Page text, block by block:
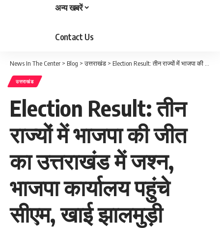
अन्य खबरें
Contact Us
News In The Center > Blog >उत्तराखंड > Election Result: तीन राज्यों में भाजपा की जीत का उत्तराखंड में जश्न, भाजपा कार्यालय पहुंचे सीएम, खाई झालमुड़ी
उत्तराखंड
Election Result: तीन
राज्यों में भाजपा की जीत
का उत्तराखंड में जश्न,
भाजपा कार्यालय पहुंचे
सीएम, खाई झालमुड़ी